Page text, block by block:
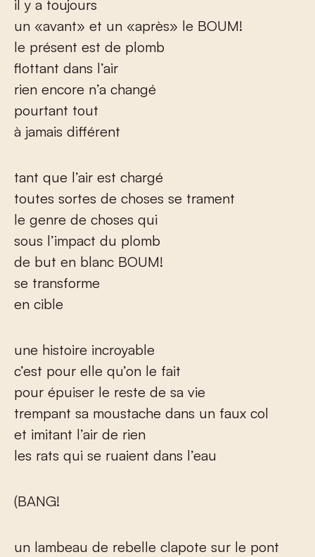
il y a toujours
un «avant» et un «après» le BOUM!
le présent est de plomb
flottant dans l’air
rien encore n’a changé
pourtant tout
à jamais différent
tant que l’air est chargé
toutes sortes de choses se trament
le genre de choses qui
sous l’impact du plomb
de but en blanc BOUM!
se transforme
en cible
une histoire incroyable
c’est pour elle qu’on le fait
pour épuiser le reste de sa vie
trempant sa moustache dans un faux col
et imitant l’air de rien
les rats qui se ruaient dans l’eau
(BANG!
un lambeau de rebelle clapote sur le pont